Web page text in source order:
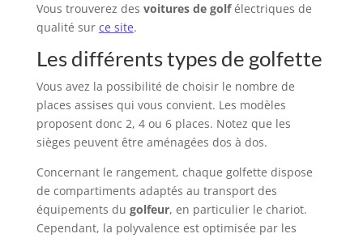
Vous trouverez des voitures de golfélectriques de
qualité sur ce site.
Les différents types de golfette
Vous avez la possibilité de choisir le nombre de
places assises qui vous convient. Les modèles
proposent donc 2, 4 ou 6 places. Notez que les
sièges peuvent être aménagées dos à dos.
Concernant le rangement, chaque golfette dispose
de compartiments adaptés au transport des
équipements du golfeur, en particulier le chariot.
Cependant, la polyvalence est optimisée par les